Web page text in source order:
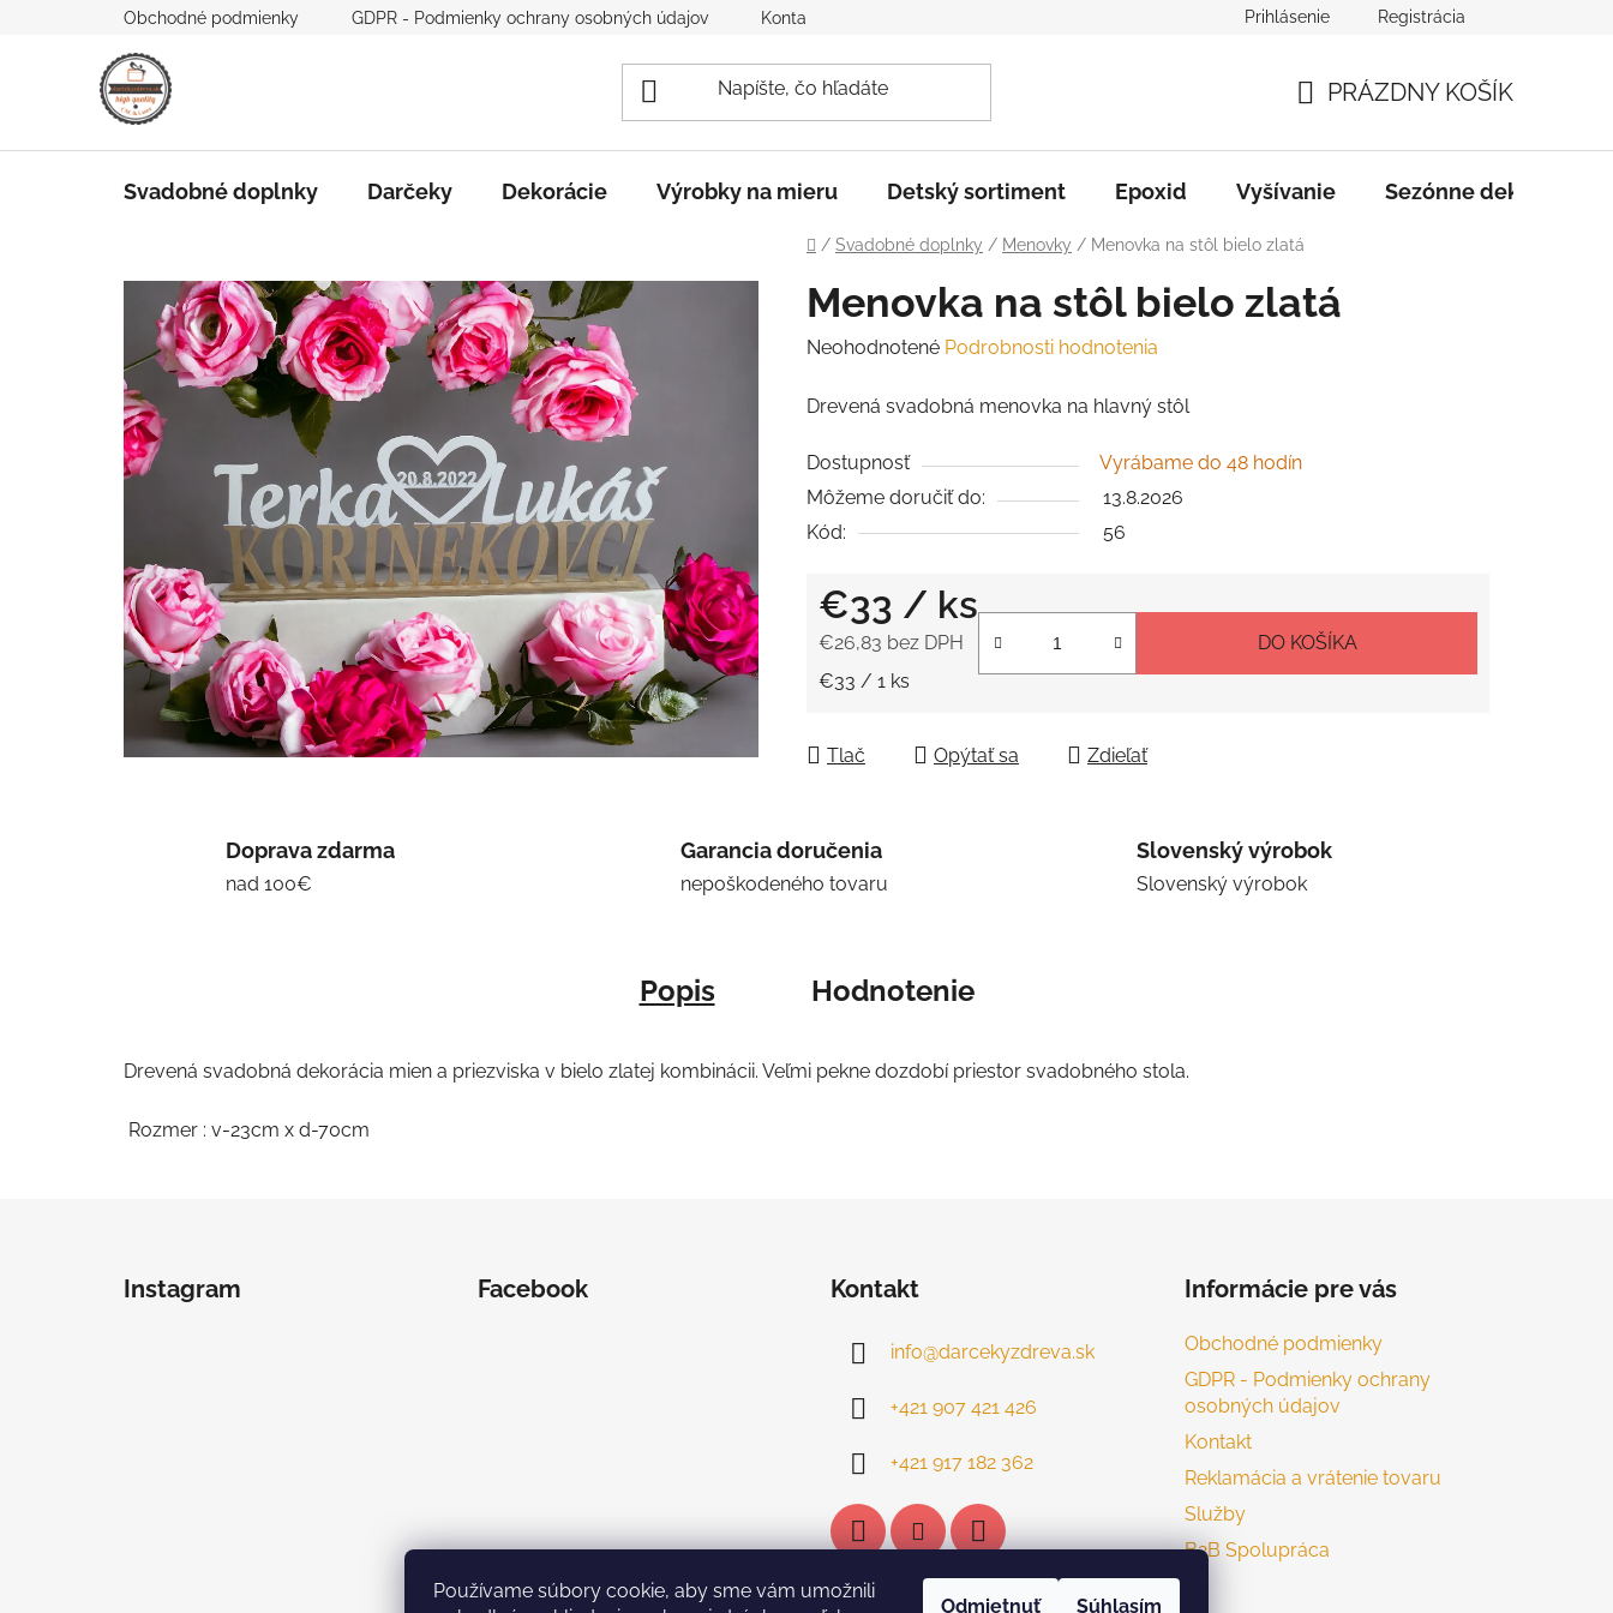
Používame súbory cookie, aby sme vám umožnili
Odmietnuť Súhlasím
Obchodné podmienky GDPR - Podmienky ochrany osobných údajov Kontakt B2B Spolupráca
Prihlásenie Registrácia
KOŠÍK
PRÁZDNY KOŠÍK
Svadobné doplnky Darčeky Dekorácie Výrobky na mieru Detský sortiment Epoxid Vyšívanie Sezónne dekorácie
Domov
/ Svadobné doplnky / Menovky / Menovka na stôl bielo zlatá
Menovka na stôl bielo zlatá
Priemerné
produktu
0,0
z
5
Neohodnotené Podrobnosti hodnotenia
Drevená svadobná menovka na hlavný stôl
Dostupnosť
Vyrábame do 48 hodín
Môžeme doručiť do:
13.8.2026
Kód:
56
€33 / ks
€26,83 bez DPH
Jednotková cena:
€33 / 1 ks
DO KOŠÍKA
Tlač Opýtať sa Zdieľať
Doprava zdarma
nad 100€
Garancia doručenia
nepoškodeného tovaru
Slovenský výrobok
Slovenský výrobok
Popis Hodnotenie
Drevená svadobná dekorácia mien a priezviska v bielo zlatej kombinácii. Veľmi pekne dozdobí priestor svadobného stola.
Rozmer : v-23cm x d-70cm
Instagram Facebook Kontakt
info@darcekyzdreva.sk
+421 907 421 426
+421 917 182 362
Informácie pre vás
Obchodné podmienky
GDPR - Podmienky ochrany
osobných údajov
Kontakt
Reklamácia a vrátenie tovaru
Služby
B2B Spolupráca